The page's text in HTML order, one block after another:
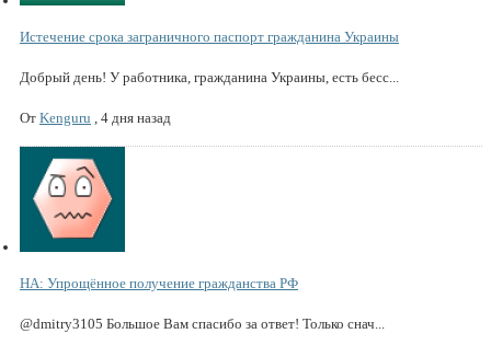
Истечение срока заграничного паспорт гражданина Украины
Добрый день! У работника, гражданина Украины, есть бесс...
От Kenguru 4 дня назад
НА: Упрощённое получение гражданства РФ
@dmitry3105 Большое Вам спасибо за ответ! Только снач...